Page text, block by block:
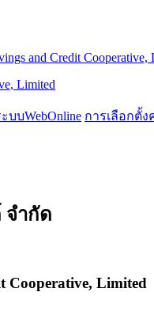
and Credit Cooperative,
Limited
บบWebOnline การเลือกตั้
ำกัด
Cooperative, Limited